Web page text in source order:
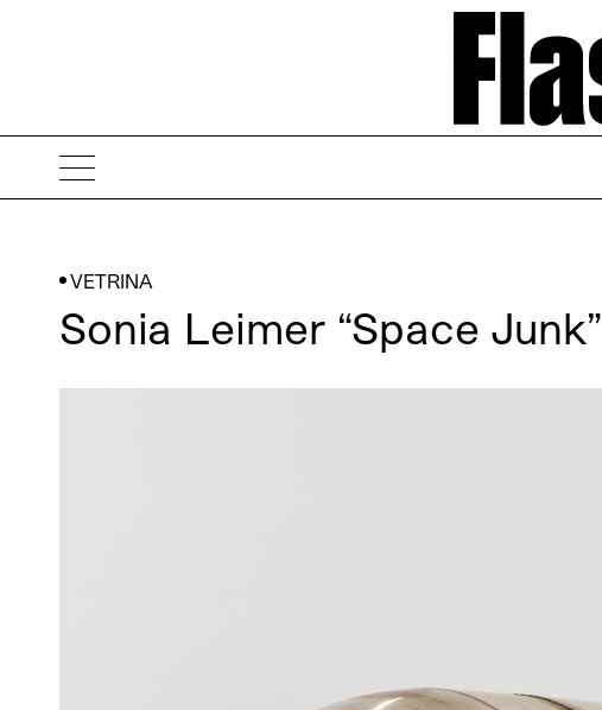
VETRINA
Sonia Leimer “Space Junk”